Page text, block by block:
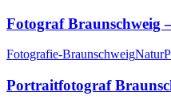
Fotograf Braunschweig
Fotografie-BraunschweigNatur
Portraitfotograf